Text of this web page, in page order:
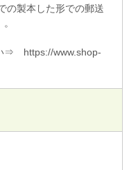
の製本した形での郵送
⇒ https://www.shop-